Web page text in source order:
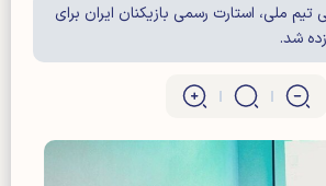
تیم ملی، استارت رسمی بازیکنان ایران برای
زده شد.